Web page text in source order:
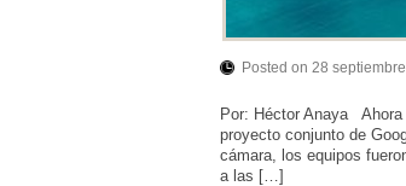
Posted on 28
Por: Héctor Anaya Ahora
proyecto conjunto de
cámara, los equipos
a las […]